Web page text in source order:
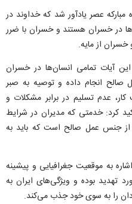
عصر یادآور شد که خداوند در
در خسران هستند و خسران با ضرر
از مایه.
آیات تمامی انسان‌ها در خسران
صالح انجام داده و توصیه به صبر
کار، عدم تسلیم در برابر مشکلات و
کرد: خدمتی که مدیران در شرایط
جنس عمل صالح است که باید به
به موقعیت جغرافیایی و پیشینه
تهدید بوده و ویژگی‌های ایران به
را به سوی خود جذب می‌کند.